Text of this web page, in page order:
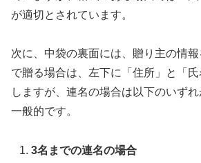
が適切とされています。
次に、中袋の裏面には、贈り主の情
で贈る場合は、左下に「住所」と「
しますが、連名の場合は以下のいず
一般的です。
3名までの連名の場合